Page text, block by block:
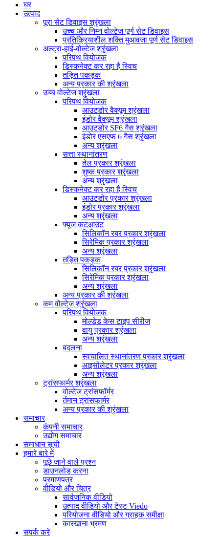
घर
उत्पाद
पूरा सेट डिवाइस श्रृंखला
उच्च और निम्न वोल्टेज पूर्ण सेट डिवाइस
प्रतिक्रियाशील शक्ति मुआवजा पूर्ण सेट डिवाइस
अल्ट्रा-हाई-वोल्टेज श्रृंखला
परिपथ वियोजक
डिस्कनेक्ट कर रहा है स्विच
तड़ित पकड़क
अन्य प्रकार की श्रृंखला
उच्च वोल्टेज श्रृंखला
परिपथ वियोजक
आउटडोर वैक्यूम श्रृंखला
इंडोर वैक्यूम श्रृंखला
आउटडोर SF6 गैस श्रृंखला
इंडोर एसएफ 6 गैस श्रृंखला
अन्य श्रृंखला
सत्ता स्थानांतरण
तेल प्रकार श्रृंखला
शुष्क प्रकार श्रृंखला
अन्य श्रृंखला
डिस्कनेक्ट कर रहा है स्विच
आउटडोर प्रकार श्रृंखला
इंडोर प्रकार श्रृंखला
अन्य श्रृंखला
फ्यूज कटआउट
सिलिकॉन रबर प्रकार श्रृंखला
सिरेमिक प्रकार श्रृंखला
अन्य श्रृंखला
तड़ित पकड़क
सिलिकॉन रबर प्रकार श्रृंखला
सिरेमिक प्रकार श्रृंखला
अन्य श्रृंखला
अन्य प्रकार की श्रृंखला
कम वोल्टेज श्रृंखला
परिपथ वियोजक
मोल्डेड केस टाइप सीरीज
वायु प्रकार श्रृंखला
अन्य श्रृंखला
बदलना
स्वचालित स्थानांतरण प्रकार श्रृंखला
आइसोलेटर प्रकार श्रृंखला
अन्य श्रृंखला
ट्रांसफार्मर श्रृंखला
वोल्टेज ट्रांसफॉर्मर
र्तमान ट्रांसफार्मर
अन्य प्रकार की श्रृंखला
समाचार
कंपनी समाचार
उद्योग समाचार
समाधान सूची
हमारे बारे में
पूछे जाने वाले प्रश्न
डाउनलोड करना
प्रमाणपत्र
वीडियो और चित्र
सार्वजनिक वीडियो
उत्पाद वीडियो और टेस्ट Viedo
परियोजना वीडियो और ग्राहक समीक्षा
कारखाना भ्रमण
संपर्क करें